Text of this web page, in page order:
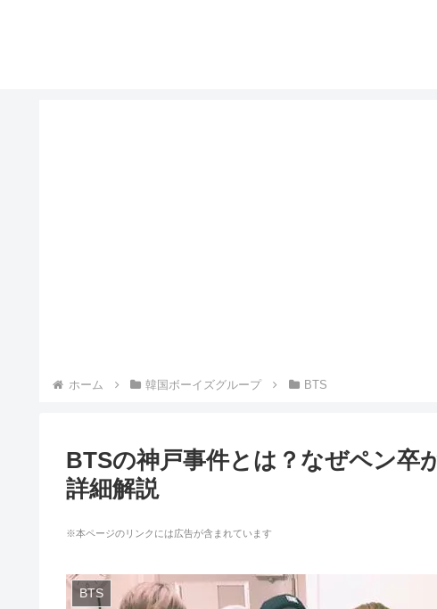
ホーム 韓国ボーイズグループ BTS
BTSの神戸事件とは？なぜペン卒
詳細解説
※本ページのリンクには広告が含まれています
BTS